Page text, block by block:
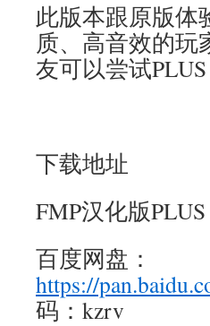
此版本跟原版体
质、高音效的玩
友可以尝试PLUS
下载地址
FMP汉化版PLUS
百度网盘：
https://
码：kzrv